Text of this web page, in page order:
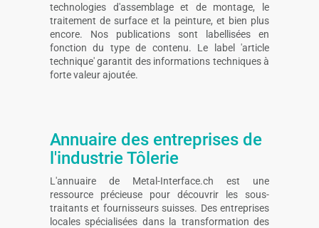
technologies d'assemblage et de montage, le
traitement de surface et la peinture, et bien plus
encore. Nos publications sont labellisées en
fonction du type de contenu. Le label 'article
technique' garantit des informations techniques à
forte valeur ajoutée.
Annuaire des entreprises de
l'industrie Tôlerie
L'annuaire de Metal-Interface.ch est une
ressource précieuse pour découvrir les sous-
traitants et fournisseurs suisses. Des entreprises
locales spécialisées dans la transformation des